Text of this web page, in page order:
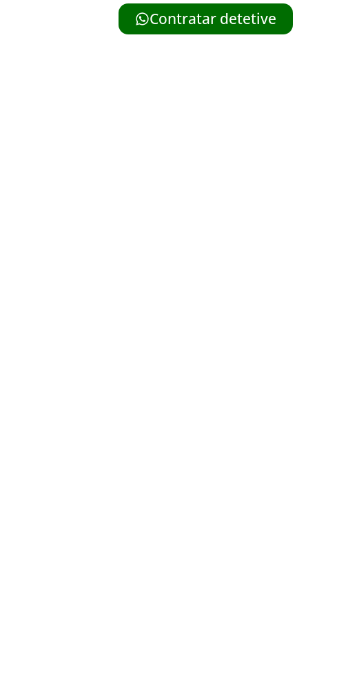
Contratar detetive